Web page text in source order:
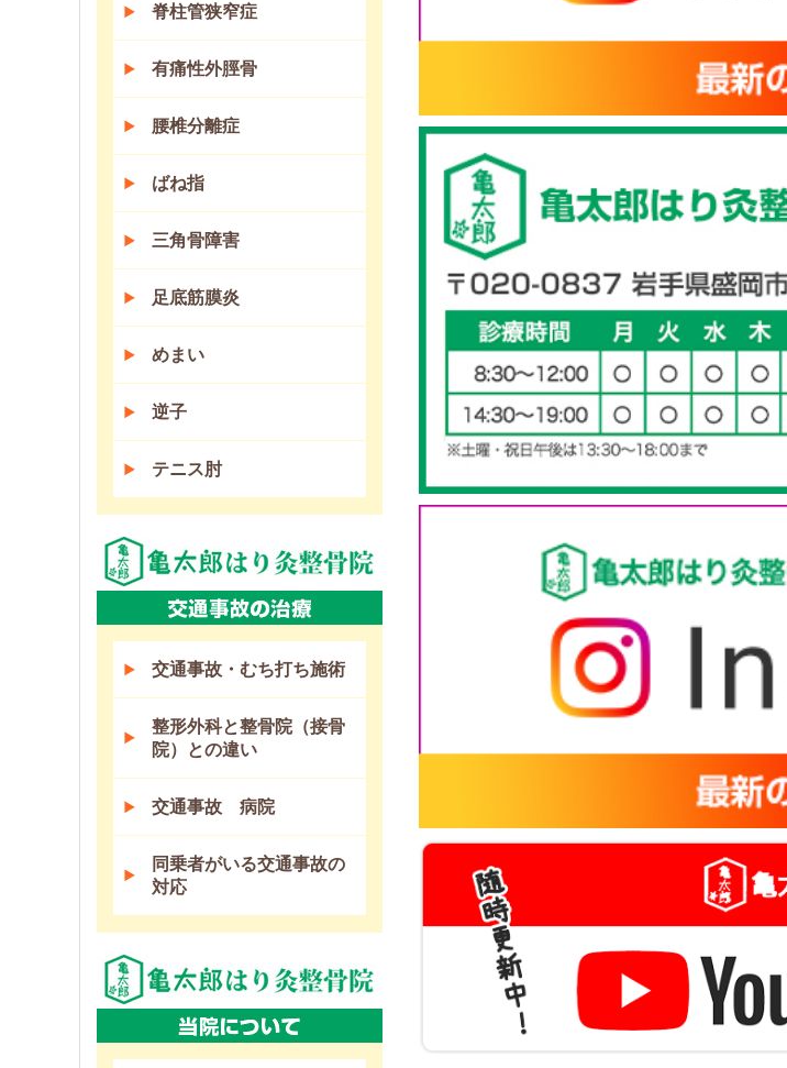
脊柱管狭窄症
有痛性外脛骨
腰椎分離症
ばね指
三角骨障害
足底筋膜炎
めまい
逆子
テニス肘
交通事故・むち打ち施術
整形外科と整骨院（接骨
院）との違い
交通事故 病院
同乗者がいる交通事故の
対応